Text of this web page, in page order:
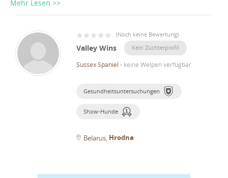
Mehr Lesen >>
(Noch keine Bewertung)
Valley Wins Kein Züchterprofil
Sussex Spaniel - keine Welpen verfügbar
Gesundheitsuntersuchungen
Show-Hunde
Belarus Hrodna